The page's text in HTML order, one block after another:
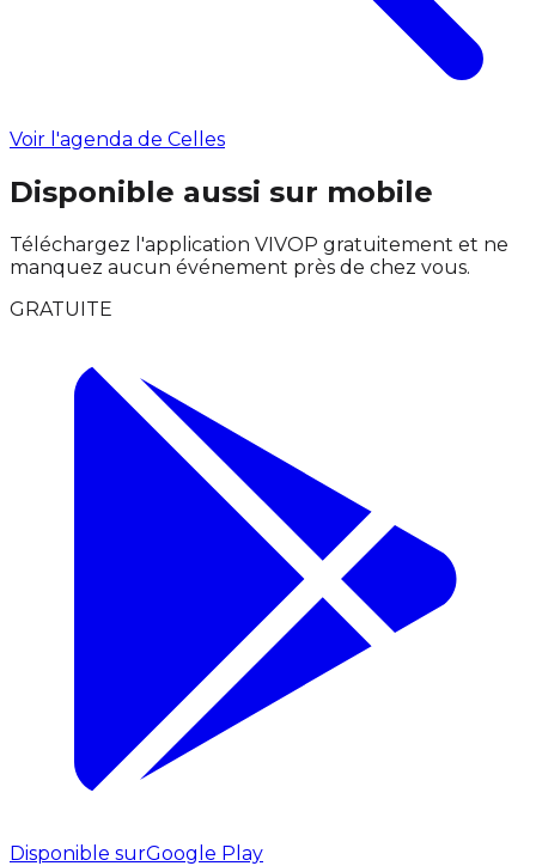
Voir l'agenda de Celles
Disponible aussi sur mobile
Téléchargez l'application VIVOP gratuitement et ne
manquez aucun événement près de chez vous.
GRATUITE
Disponible surGoogle Play